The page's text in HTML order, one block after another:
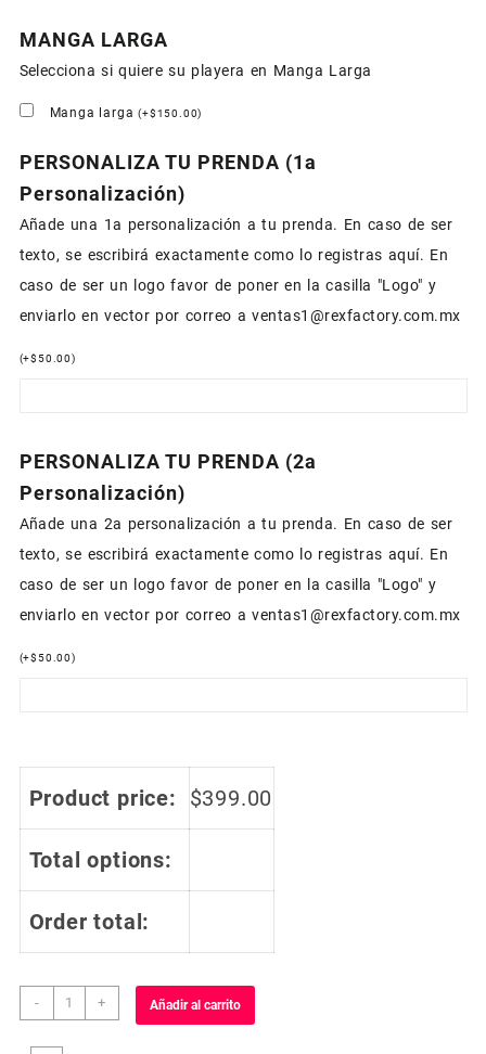
MANGA LARGA
Selecciona si quiere su playera en Manga Larga
Manga larga(+$150.00)
PERSONALIZA TU PRENDA (1a
Personalización)
Añade una 1a personalización a tu prenda. En caso de ser
texto, se escribirá exactamente como lo registras aquí. En
caso de ser un logo favor de poner en la casilla "Logo" y
enviarlo en vector por correo a ventas1@rexfactory.com.mx
(+$50.00 )
PERSONALIZA TU PRENDA (2a
Personalización)
Añade una 2a personalización a tu prenda. En caso de ser
texto, se escribirá exactamente como lo registras aquí. En
caso de ser un logo favor de poner en la casilla "Logo" y
enviarlo en vector por correo a ventas1@rexfactory.com.mx
(+$50.00 )
Product price: $399.00
Total options:
Order total:
-
Playera
Urbana
+ Añadir al carrito